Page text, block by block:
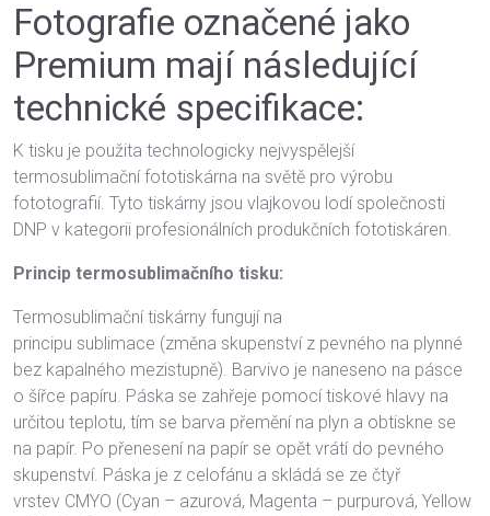
Fotografie označené jako
Premium mají následující
technické specifikace:
K tisku je použita technologicky nejvyspělejší
termosublimační fototiskárna na světě pro výrobu
fototografií. Tyto tiskárny jsou vlajkovou lodí společnosti
DNP v kategorii profesionálních produkčních fototiskáren.
Princip termosublimačního tisku:
Termosublimační tiskárny fungují na
principu sublimace (změna skupenství z pevného na plynné
bez kapalného mezistupně). Barvivo je naneseno na pásce
o šířce papíru. Páska se zahřeje pomocí tiskové hlavy na
určitou teplotu, tím se barva přemění na plyn a obtiskne se
na papír. Po přenesení na papír se opět vrátí do pevného
skupenství. Páska je z celofánu a skládá se ze čtyř
vrstev CMYO (Cyan – azurová, Magenta – purpurová, Yellow